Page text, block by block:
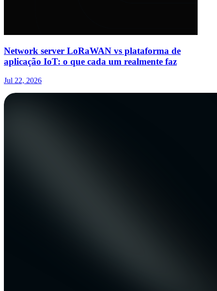
Network server LoRaWAN vs plataforma de
aplicação IoT: o que cada um realmente faz
Jul 22, 2026